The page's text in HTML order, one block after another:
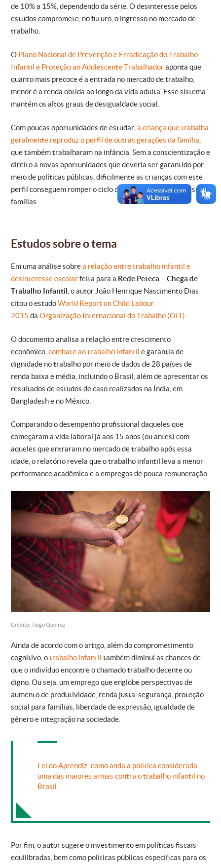
de 10% a 15%, dependendo da série. O desinteresse pelos
estudos compromete, no futuro, o ingresso no mercado de
trabalho.
O Plano Nacional de Prevenção e Erradicação do Trabalho
Infantil e Proteção ao Adolescente Trabalhadoraponta que
quanto mais precoce é a entrada no mercado de trabalho,
menor é a renda obtida ao longo da vida adulta. Esse sistema
mantém os altos graus de desigualdade social.
Com poucas oportunidades de estudar, a criança que trabalha
geralmente reproduz o perfil de outras gerações da família
que também trabalharam na infância. Sem a conscientização e
direito a novas oportunidades que deveria ser garantido por
meio de políticas públicas, dificilmente as crianças com este
perfil conseguem romper o ciclo da pobreza e miséria de suas
famílias.
Estudos sobre o tema
Em uma análise sobrea relação entre trabalho infantil e
desinteresse escolarfeita para a Rede Peteca – Chega de
Trabalho Infantil , o autor João Henrique Nascimento Dias
citou o estudoWorld Report on Child Labour
2015 da Organização Internacional do Trabalho (OIT)
O documento analisa a relação entre crescimento
econômico, combate ao trabalho infantil e garantia de
dignidade no trabalho por meio de dados de 28 países de
renda baixa e média, incluindo o Brasil, além de apresentar os
resultados de estudos de caso realizados na Índia, em
Bangladesh e no México.
Comparando o desempenho profissional daqueles que
começaram a vida laboral já aos 15 anos (ou antes) com
aqueles que entraram no mercado de trabalho após essa
idade, o relatório revela que o trabalho infantil leva a menor
performance acadêmica e a empregos de pouca remuneração.
Crédito: Tiago Queiroz
Ainda de acordo com o artigo, além do comprometimento
cognitivo, otrabalho infantil também diminui as chances de
que o indivíduo encontre o chamado trabalho decente ou
digno. Ou seja, um emprego que englobe perspectivas de
aumento de produtividade, renda justa, segurança, proteção
social para famílias, liberdade de expressão, igualdade de
gênero e integração na sociedade.
Lei do Aprendiz: como anda a política considerada
uma das maiores armas contra o trabalho infantil no
Brasil
Por fim, o autor sugere o investimento em políticas fiscais
equilibradas, bem como políticas públicas específicas para os